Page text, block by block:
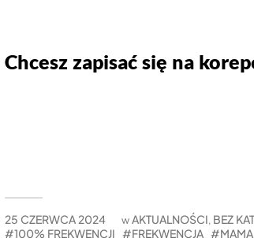
Chcesz zapisać się na
25 CZERWCA 2024 wAKTUALNOŚCI, BEZ
100% FREKWENCJI
FREKWENCJA